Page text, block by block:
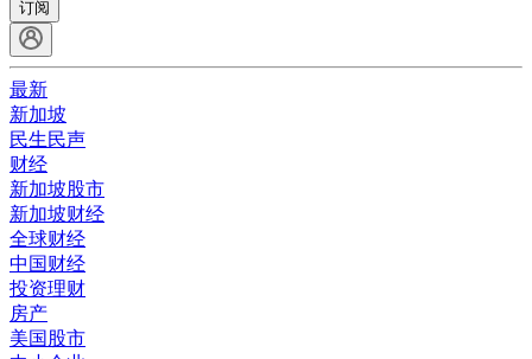
订阅
最新
新加坡
民生民声
财经
新加坡股市
新加坡财经
全球财经
中国财经
投资理财
房产
美国股市